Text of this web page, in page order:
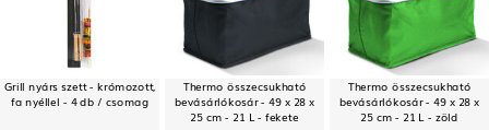
Grill nyárs szett - krómozott,
fa nyéllel - 4 db / csomag
Thermo összecsukható
bevásárlókosár - 49 x 28 x
25 cm - 21 L - fekete
Thermo összecsukható
bevásárlókosár - 49 x 28 x
25 cm - 21 L - zöld